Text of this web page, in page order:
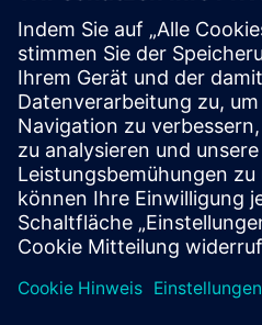
Planar Motor
Das Planar Motor System
nächsten Generation mit
Skalierbarkeit und Modularität.
für volle 6-DOF-Freiheit:
Flyways (St...
Mehr erfahren